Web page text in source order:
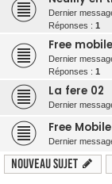
Dernier
Réponses : 1
Free
Dernier
Réponses : 1
La fere 02
Dernier
Free
Dernier
Nouveau sujet